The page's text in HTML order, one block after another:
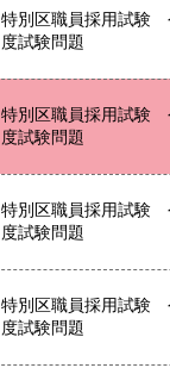
特別区職員採用試験
度試験問題
特別区職員採用試験
度試験問題
特別区職員採用試験
度試験問題
特別区職員採用試験
度試験問題